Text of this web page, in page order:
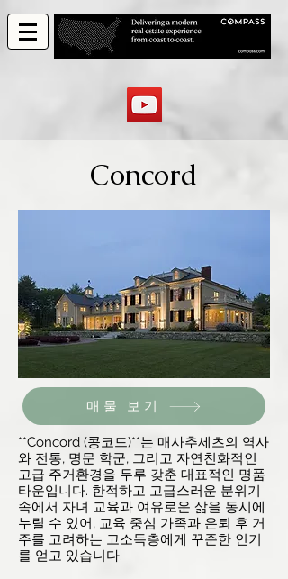
Concord
매물 보기
**Concord (콩코드)**는 매사추세츠의 역사
와 전통, 명문 학군, 그리고 자연친화적인
고급 주거환경을 두루 갖춘 대표적인 명품
타운입니다. 한적하고 고급스러운 분위기
속에서 자녀 교육과 여유로운 삶을 동시에
누릴 수 있어, 교육 중심 가족과 은퇴 후 거
주를 고려하는 고소득층에게 꾸준한 인기
를 얻고 있습니다.